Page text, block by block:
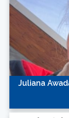
Juliana